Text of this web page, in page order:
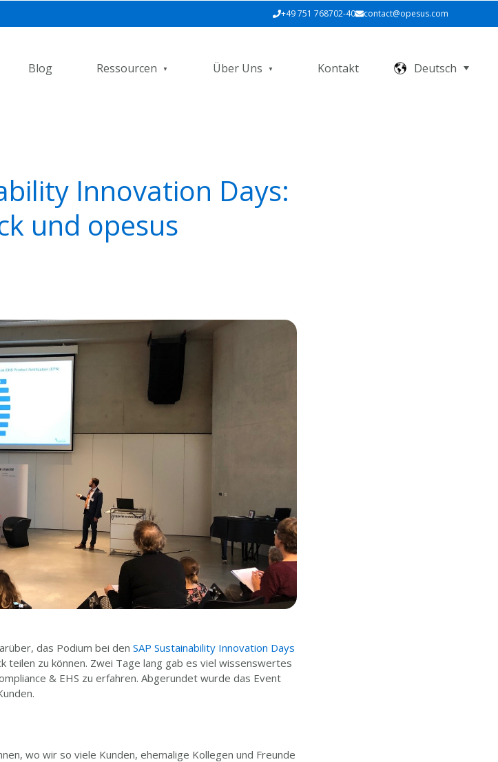
+49 751 768702-40 contact@opesus.com
Blog Ressourcen Über Uns Kontakt Deutsch
Innovation Days:
und opesus
das Podium bei den SAP Sustainability Innovation Days
teilen zu können. Zwei Tage lang gab es viel wissenswertes
& EHS zu erfahren. Abgerundet wurde das Event
wo wir so viele Kunden, ehemalige Kollegen und Freunde